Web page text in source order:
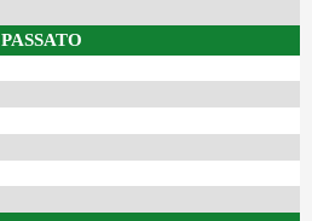
PASSATO